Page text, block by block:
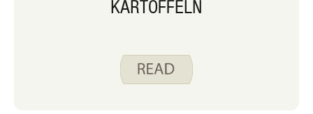
KARTOFFELN